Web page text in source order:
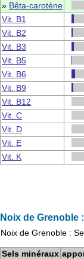
» Bêta-carotène
Vit. B1
Vit. B2
Vit. B3
Vit. B5
Vit. B6
Vit. B9
Vit. B12
Vit. C
Vit. D
Vit. E
Vit. K
Noix de Grenoble
Noix de Grenoble :
Sels minéraux